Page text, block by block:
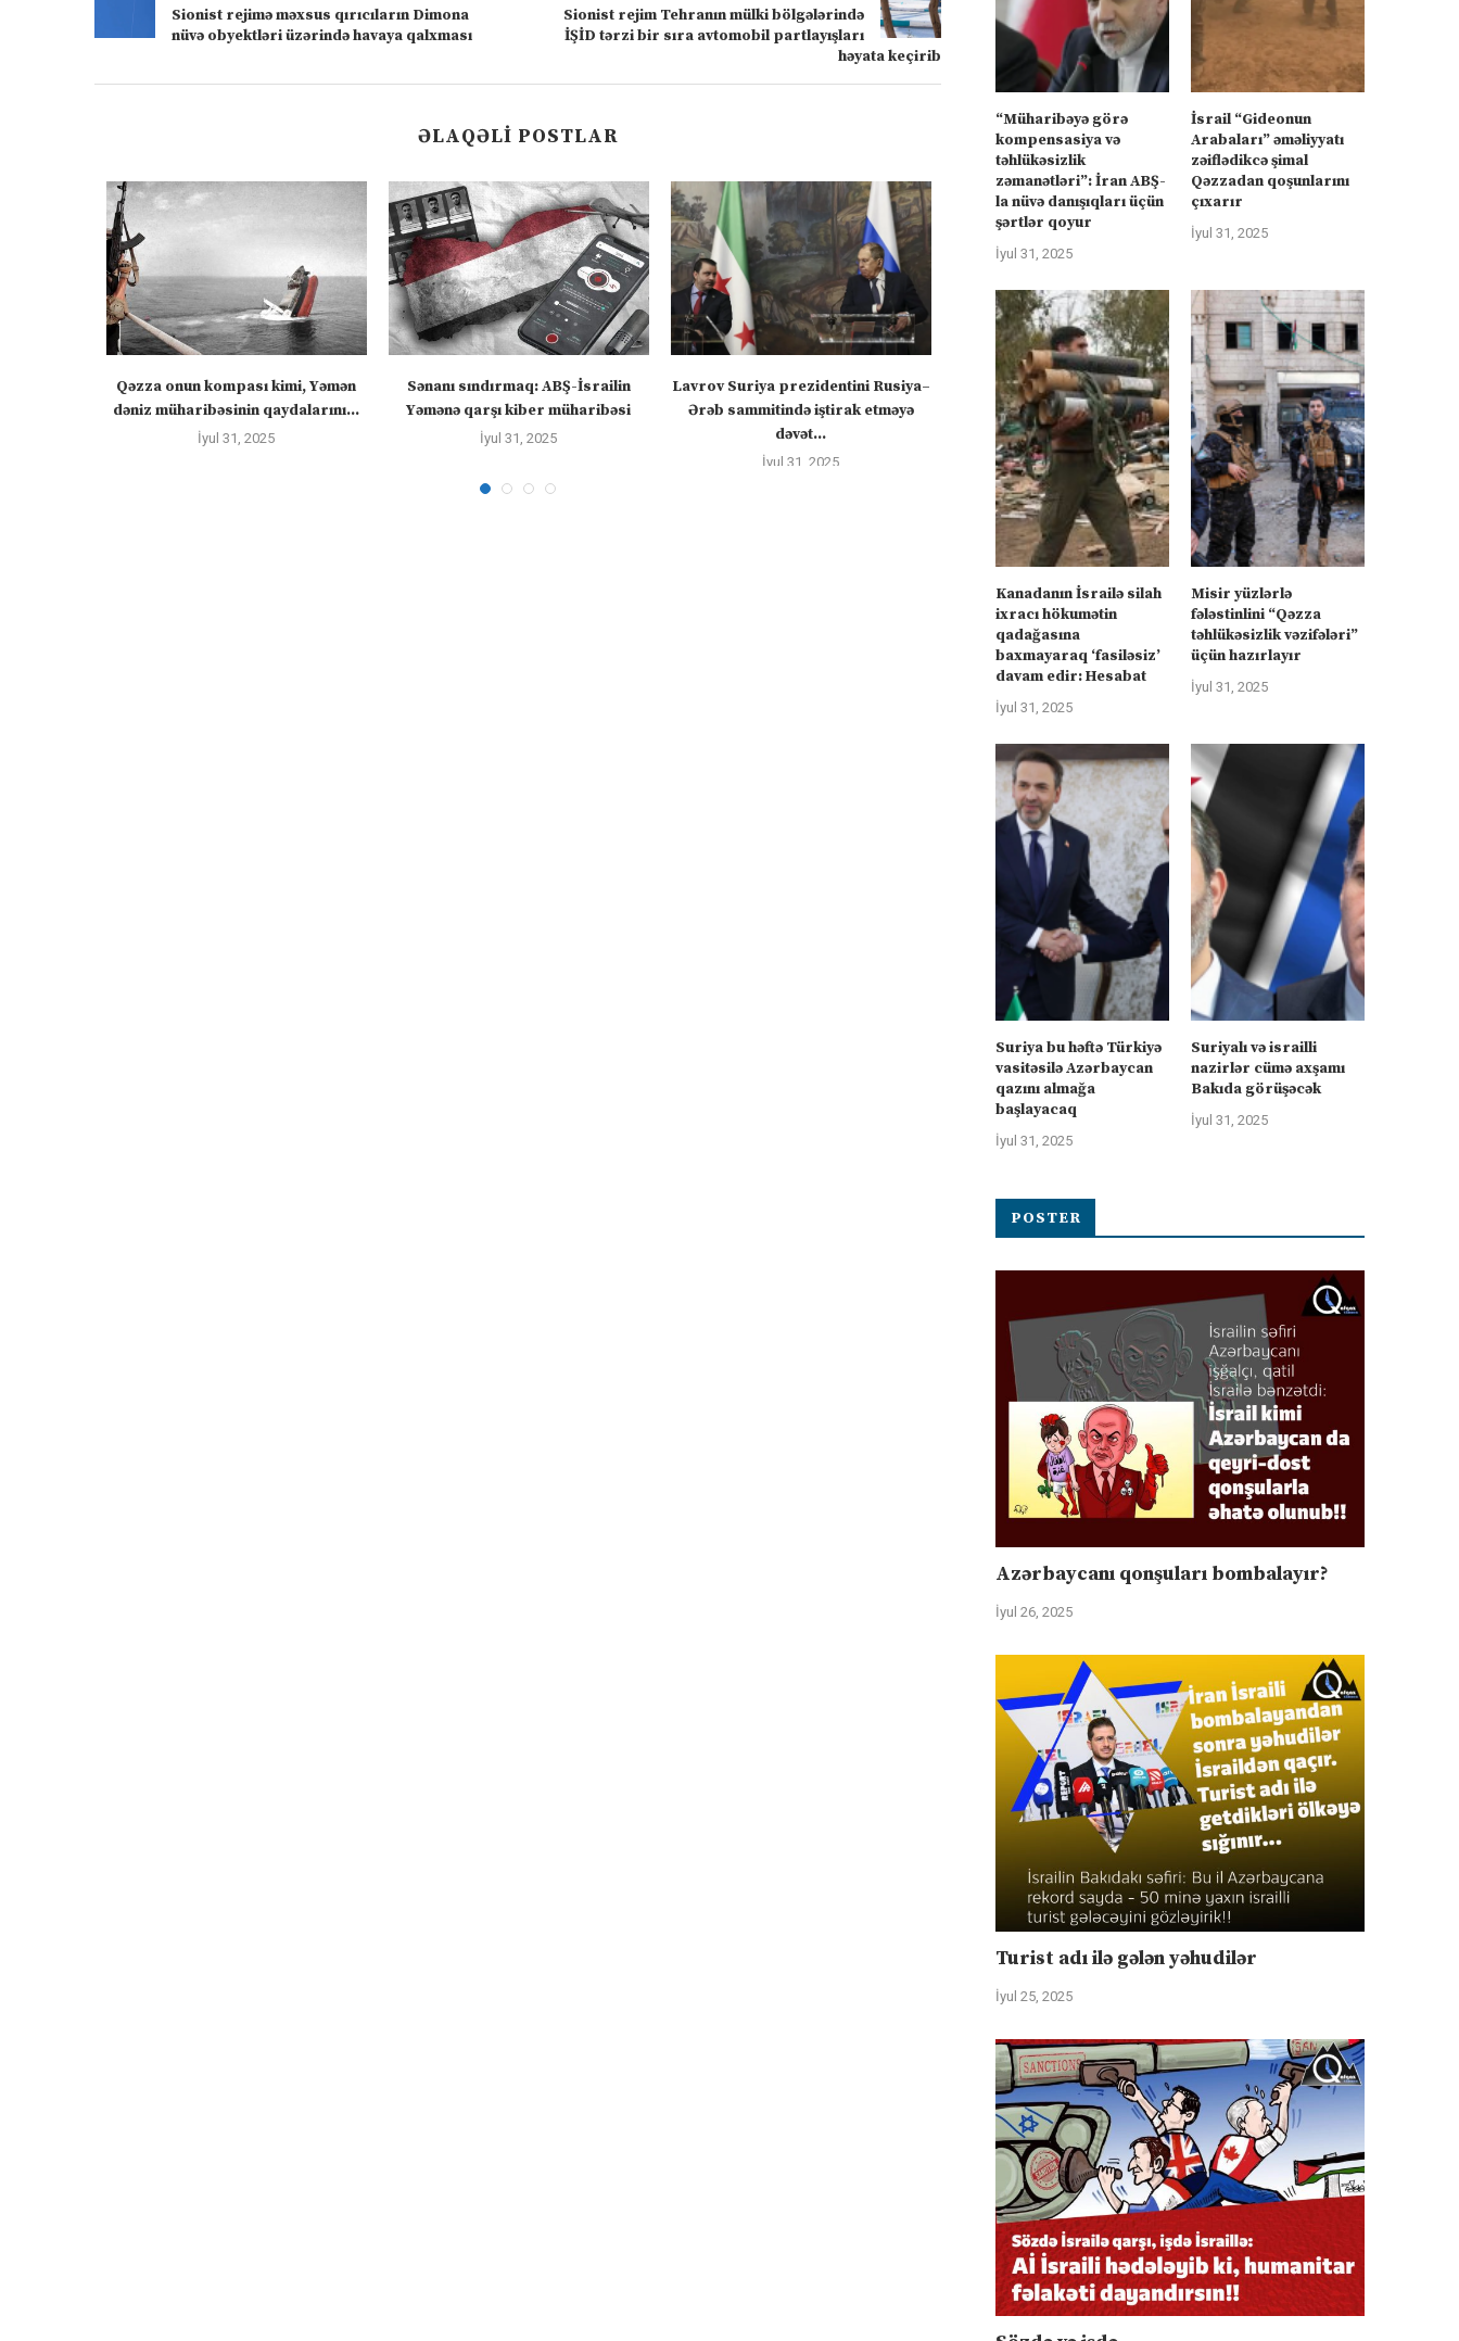
Sionist rejimə məxsus qırıcıların Dimona
nüvə obyektləri üzərində havaya qalxması
Sionist rejim Tehranın mülki bölgələrində
İŞİD tərzi bir sıra avtomobil partlayışları
həyata keçirib
ƏLAQƏLI POSTLAR
Qəzza onun kompası kimi, Yəmən
dəniz müharibəsinin qaydalarını...
İyul 31, 2025
Sənanı sındırmaq: ABŞ-İsrailin
Yəmənə qarşı kiber müharibəsi
İyul 31, 2025
Lavrov Suriya prezidentini Rusiya–
Ərəb sammitində iştirak etməyə
dəvət...
İyul 31, 2025
“Müharibəyə görə kompensasiya və
təhlükəsizlik zəmanətləri”: İran
ABŞ-la...
İyul 31, 2025
İsrail “Gideonun
əməliyyatı zəiflədikcə
Qəzzadan qoşunlarını...
İyul 31, 2025
“Müharibəyə görə
kompensasiya və
təhlükəsizlik
zəmanətləri”: İran ABŞ-
la nüvə danışıqları üçün
şərtlər qoyur
İyul 31, 2025
İsrail “Gideonun
Arabaları” əməliyyatı
zəiflədikcə şimal
Qəzzadan qoşunlarını
çıxarır
İyul 31, 2025
Kanadanın İsrailə silah
ixracı hökumətin
qadağasına
baxmayaraq ‘fasiləsiz’
davam edir: Hesabat
İyul 31, 2025
Misir yüzlərlə
fələstinlini “Qəzza
təhlükəsizlik vəzifələri”
üçün hazırlayır
İyul 31, 2025
Suriya bu həftə Türkiyə
vasitəsilə Azərbaycan
qazını almağa
başlayacaq
İyul 31, 2025
Suriyalı və israilli
nazirlər cümə axşamı
Bakıda görüşəcək
İyul 31, 2025
POSTER
Azərbaycanı qonşuları bombalayır?
İyul 26, 2025
Turist adı ilə gələn yəhudilər
İyul 25, 2025